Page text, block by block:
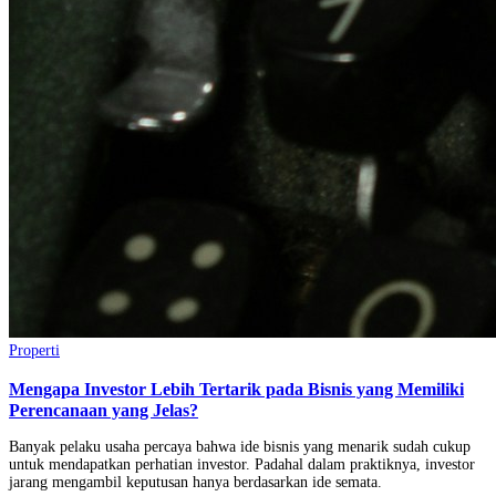
Properti
Mengapa Investor Lebih Tertarik pada Bisnis yang Memiliki
Perencanaan yang Jelas?
Banyak pelaku usaha percaya bahwa ide bisnis yang menarik sudah cukup
untuk mendapatkan perhatian investor. Padahal dalam praktiknya, investor
jarang mengambil keputusan hanya berdasarkan ide semata.